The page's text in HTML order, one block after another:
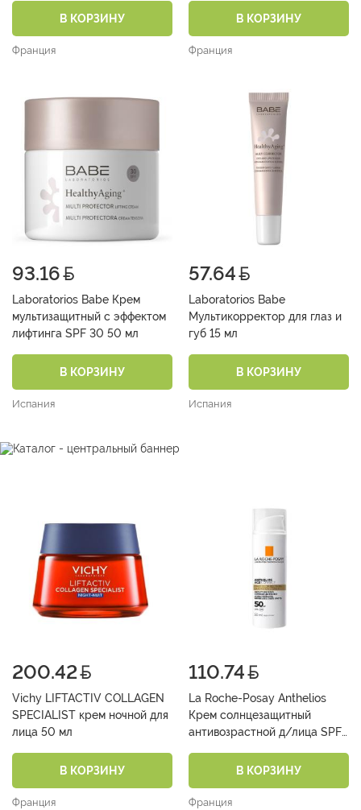
В КОРЗИНУ
Франция
В КОРЗИНУ
Франция
93.16
Laboratorios Babe Крем
мультизащитный с эффектом
лифтинга SPF 30 50 мл
В КОРЗИНУ
Испания
57.64
Laboratorios Babe
Мультикорректор для глаз и
губ 15 мл
В КОРЗИНУ
Испания
200.42
Vichy LIFTACTIV COLLAGEN
SPECIALIST крем ночной для
лица 50 мл
В КОРЗИНУ
Франция
110.74
La Roche-Posay Anthelios
Крем солнцезащитный
антивозрастной д/лица SPF
В КОРЗИНУ
Франция